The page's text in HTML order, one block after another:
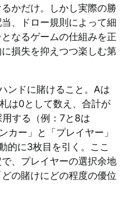
かだけ。しかし実際の勝
、ドロー規則によって細
なるゲームの仕組みを正
損失を抑えつつ楽しむ第
ンドに賭けること。Aは
は0として数え、合計が
する（例：7と8は
ー」と「プレイヤー」
的に3枚目を引く。ここ
、プレイヤーの選択余地
の賭けにどの程度の優位